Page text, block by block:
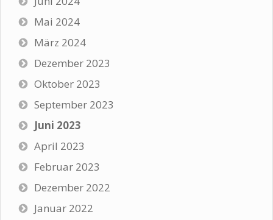
Mai 2024
März 2024
Dezember 2023
Oktober 2023
September 2023
Juni 2023
April 2023
Februar 2023
Dezember 2022
Januar 2022